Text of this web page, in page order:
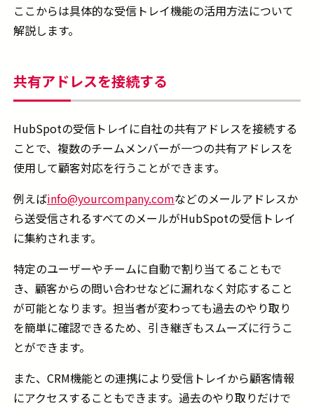
ここからは具体的な受信トレイ機能の活用方法について
解説します。
共有アドレスを接続する
HubSpotの受信トレイに自社の共有アドレスを接続する
ことで、複数のチームメンバーが一つの共有アドレスを
使用して顧客対応を行うことができます。
例えばinfo@yourcompany.comなどのメールアドレスか
ら送受信されるすべてのメールがHubSpotの受信トレイ
に集約されます。
特定のユーザーやチームに自動で割り当てることもで
き、顧客からの問い合わせなどに漏れなく対応すること
が可能となります。担当者が変わっても過去のやり取り
を簡単に確認できるため、引き継ぎもスムーズに行うこ
とができます。
また、CRM機能との連携により受信トレイから顧客情報
にアクセスすることもできます。過去のやり取りだけで